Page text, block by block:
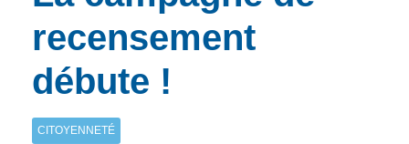
et d’animations
recensement
débute !
CITOYENNETÉ